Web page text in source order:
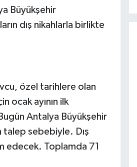
Büyükşehir
dış nikahlarla birlikte
özel tarihlere olan
ocak ayının ilk
Antalya Büyükşehir
talep sebebiyle. Dış
edecek. Toplamda 71